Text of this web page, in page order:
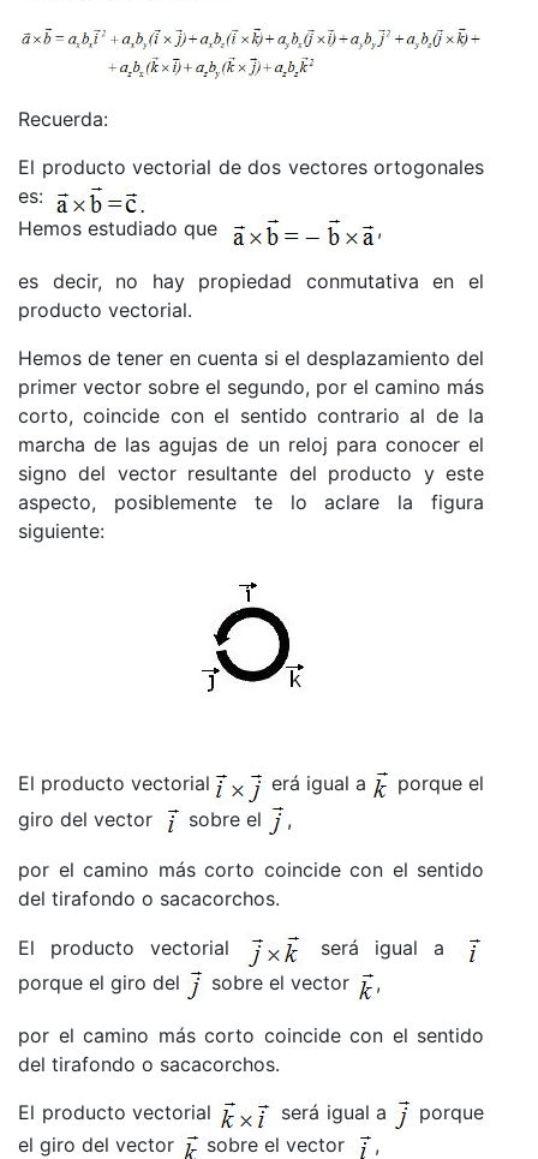
Recuerda:
El producto vectorial de dos vectores ortogonales
es:
Hemos estudiado que
,
es decir, no hay propiedad conmutativa en el
producto vectorial.
Hemos de tener en cuenta si el desplazamiento del
primer vector sobre el segundo, por el camino más
corto, coincide con el sentido contrario al de la
marcha de las agujas de un reloj para conocer el
signo del vector resultante del producto y este
aspecto, posiblemente te lo aclare la figura
siguiente:
El producto vectorial erá igual a
porque el
giro del vector
sobre el ,
por el camino más corto coincide con el sentido
del tirafondo o sacacorchos.
El producto vectorial
será igual a
porque el giro del
sobre el vector ,
por el camino más corto coincide con el sentido
del tirafondo o sacacorchos.
El producto vectorial
será igual a
porque
el giro del vector
sobre el vector ,